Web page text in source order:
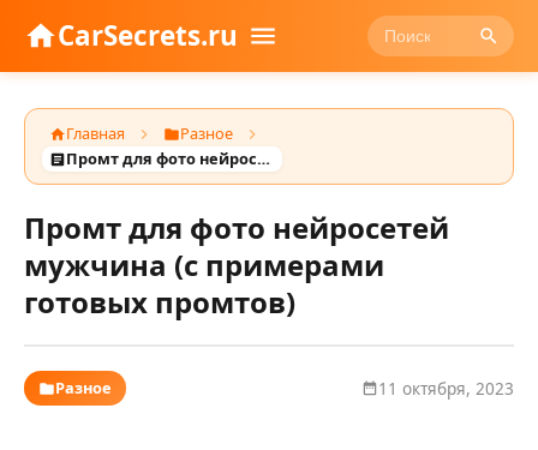
CarSecrets.ru
Главная
Разное
Промт для фото нейросетей мужчина (с примерами готовых промтов)
Промт для фото нейросетей
мужчина (с примерами
готовых промтов)
Разное 11 октября, 2023